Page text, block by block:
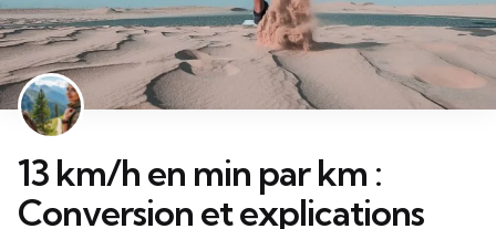
13 km/h en min par km :
Conversion et explications